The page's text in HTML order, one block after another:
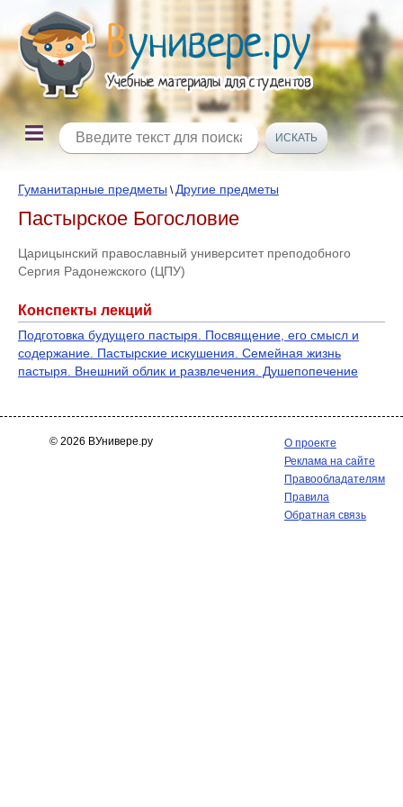
Гуманитарные предметы \ Другие предметы
Пастырское Богословие
Царицынский православный университет преподобного
Сергия Радонежского (ЦПУ)
Конспекты лекций
Подготовка будущего пастыря. Посвящение, его смысл и
содержание. Пастырские искушения. Семейная жизнь
пастыря. Внешний облик и развлечения. Душепопечение
© 2026 ВУнивере.ру
О проекте
Реклама на сайте
Правообладателям
Правила
Обратная связь